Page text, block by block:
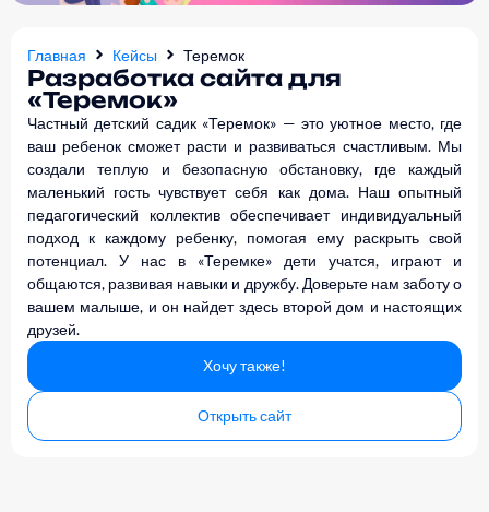
Главная Кейсы Теремок
Разработка сайта для
«Теремок»
Частный детский садик «Теремок» — это уютное место, где
ваш ребенок сможет расти и развиваться счастливым. Мы
создали теплую и безопасную обстановку, где каждый
маленький гость чувствует себя как дома. Наш опытный
педагогический коллектив обеспечивает индивидуальный
подход к каждому ребенку, помогая ему раскрыть свой
потенциал. У нас в «Теремке» дети учатся, играют и
общаются, развивая навыки и дружбу. Доверьте нам заботу о
вашем малыше, и он найдет здесь второй дом и настоящих
друзей.
Хочу также!
Открыть сайт